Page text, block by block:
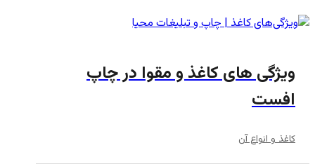
ویژگی های کاغذ و مقوا در چاپ
افست
کاغذ و انواع آن